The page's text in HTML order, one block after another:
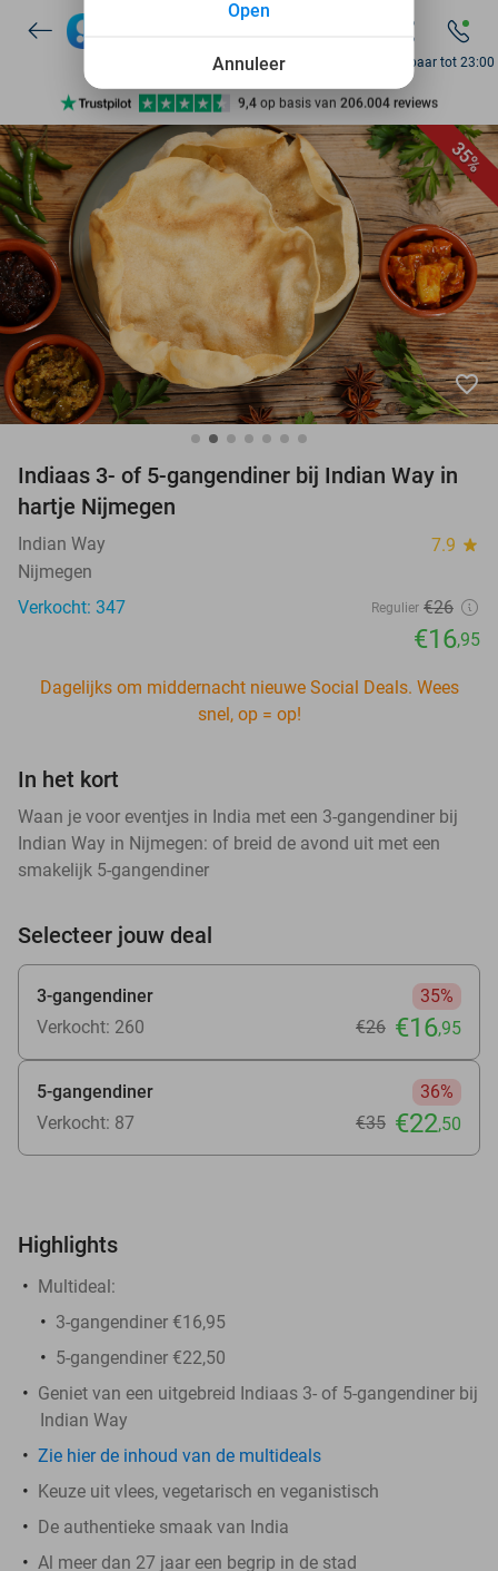
7 dagen per week beschikbaar
10+ miljoen leden
9,4 op basis van 206.004 reviews
Ontdek 15.000+ deals
7 dagen per week beschikbaar
10+ miljoen leden
Bereikbaar tot 23:00
35%
favorite_border
Indiaas 3- of 5-gangendiner bij Indian Way in
hartje Nijmegen
Indian Way 7.9 star
Nijmegen
Verkocht: 347
Regulier €26
€16,95
Dagelijks om middernacht nieuwe Social Deals. Wees
snel, op = op!
In het kort
Waan je voor eventjes in India met een 3-gangendiner bij
Indian Way in Nijmegen: of breid de avond uit met een
smakelijk 5-gangendiner
Selecteer jouw deal
3-gangendiner
35%
Verkocht: 260
€26 €16,95
5-gangendiner
36%
Verkocht: 87
€35 €22,50
Highlights
Multideal:
3-gangendiner €16,95
5-gangendiner €22,50
Geniet van een uitgebreid Indiaas 3- of 5-gangendiner bij
Indian Way
Zie hier de inhoud van de multideals
Keuze uit vlees, vegetarisch en veganistisch
De authentieke smaak van India
Al meer dan 27 jaar een begrip in de stad
Annuleer
Open